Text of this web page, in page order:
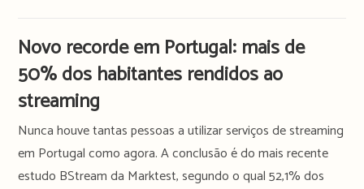
“Ted
Lasso”
nova
equipa
para
Novo recorde em Portugal: mais de
50% dos habitantes rendidos ao
streaming
Nunca houve tantas pessoas a utilizar serviços de streaming
em Portugal como agora. A conclusão é do mais recente
estudo BStream da Marktest, segundo o qual 52,1% dos